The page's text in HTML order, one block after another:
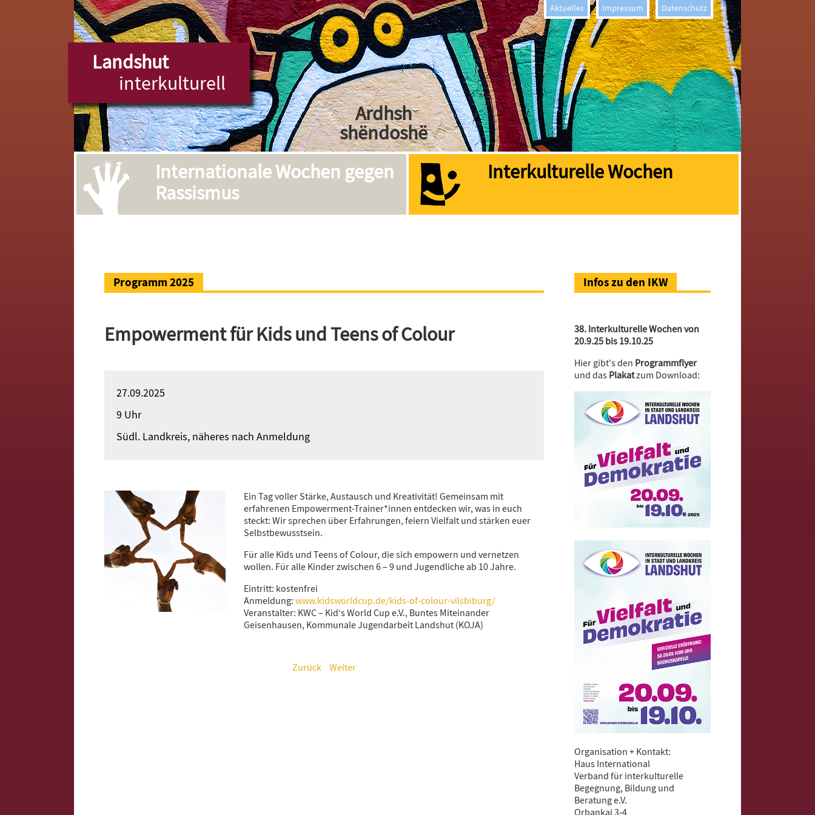
Aktuelles Impressum Datenschutz
Landshut
interkulturell
Kakoti
Bienvenidos
Ardhsh
shëndoshë
As-Salaam-
Alaykum
Welcome
Ser Çavan
Gut Tog
Bienvenue
Witamy
Internationale Wochen gegen
Rassismus
Interkulturelle Wochen
Programm 2025
Empowerment für Kids und Teens of Colour
27.09.2025
9 Uhr
Südl. Landkreis, näheres nach Anmeldung
Ein Tag voller Stärke, Austausch und Kreativität! Gemeinsam mit
erfahrenen Empowerment-Trainer*innen entdecken wir, was in euch
steckt: Wir sprechen über Erfahrungen, feiern Vielfalt und stärken euer
Selbstbewusstsein.
Für alle Kids und Teens of Colour, die sich empowern und vernetzen
wollen. Für alle Kinder zwischen 6 – 9 und Jugendliche ab 10 Jahre.
Eintritt: kostenfrei
Anmeldung: www.kidsworldcup.de/kids-of-colour-vilsbiburg/
Veranstalter: KWC – Kid‘s World Cup e.V., Buntes Miteinander
Geisenhausen, Kommunale Jugendarbeit Landshut (KOJA)
Zurück Weiter
Infos zu den IKW
38. Interkulturelle Wochen von
20.9.25 bis 19.10.25
Hier gibt's den Programmflyer
und das Plakatzum Download:
Organisation + Kontakt:
Haus International
Verband für interkulturelle
Begegnung, Bildung und
Beratung e.V.